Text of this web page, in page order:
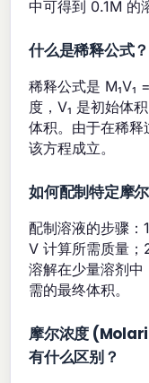
中可得到 0.1M 的
什么是稀释公式？
稀释公式是 M₁V₁
度，V₁ 是初始体
体积。由于在稀
该方程成立。
如何配制特定摩
配制溶液的步骤
V 计算所需质量
溶解在少量溶剂
需的最终体积。
摩尔浓度
有什么区别？